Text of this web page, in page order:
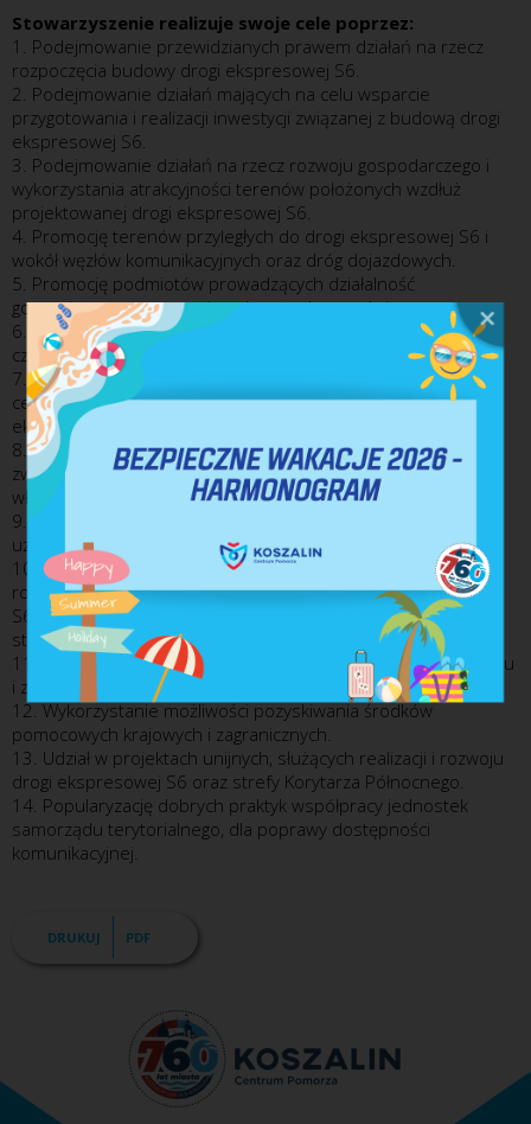
Stowarzyszenie realizuje swoje cele poprzez:
1. Podejmowanie przewidzianych prawem działań na rzecz
rozpoczęcia budowy drogi ekspresowej S6.
2. Podejmowanie działań mających na celu wsparcie
przygotowania i realizacji inwestycji związanej z budową drogi
ekspresowej S6.
3. Podejmowanie działań na rzecz rozwoju gospodarczego i
wykorzystania atrakcyjności terenów położonych wzdłuż
projektowanej drogi ekspresowej S6.
4. Promocję terenów przyległych do drogi ekspresowej S6 i
wokół węzłów komunikacyjnych oraz dróg dojazdowych.
5. Promocję podmiotów prowadzących działalność
gospodarczą na terenach wskazanych powyżej.
6. Promocję jednostek samorządu terytorialnego będących
członkami Stowarzyszenia.
7. Poszukiwanie inwestorów krajowych i zagranicznych dla
celów realizacji inwestycji na terenach przyległych do trasy
ekspresowej S6.
8. Wyrażanie wspólnego stanowiska w ważnych sprawach
związanych z budową drogi ekspresowej S6 wobec organów
władzy i administracji publicznej, inwestora i wykonawców.
9. Udzielanie pomocy członkom w celu ochrony ich
uzasadnionych interesów.
10. Wspieranie działań mających na celu modernizację i
rozbudowę dróg dojazdowych do węzłów drogi ekspresowej
S6, dla udostępnienia terenów przy tych drogach celem
stworzenia nowych miejsc pracy.
11. Promocję oferty inwestycyjnej oraz jej atrakcyjności w kraju
i zagranicą.
12. Wykorzystanie możliwości pozyskiwania środków
pomocowych krajowych i zagranicznych.
13. Udział w projektach unijnych, służących realizacji i rozwoju
drogi ekspresowej S6 oraz strefy Korytarza Północnego.
14. Popularyzację dobrych praktyk współpracy jednostek
samorządu terytorialnego, dla poprawy dostępności
komunikacyjnej.
DRUKUJ PDF